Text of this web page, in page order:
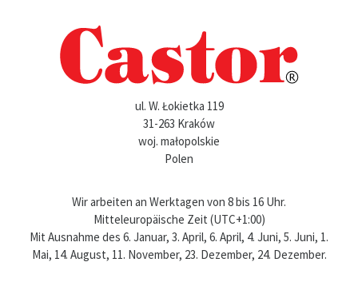
ul. W. Łokietka 119
31-263 Kraków
woj. małopolskie
Polen
Wir arbeiten an Werktagen von 8 bis 16 Uhr.
Mitteleuropäische Zeit (UTC+1:00)
Mit Ausnahme des 6. Januar, 3. April, 6. April, 4. Juni, 5. Juni, 1.
Mai, 14. August, 11. November, 23. Dezember, 24. Dezember.